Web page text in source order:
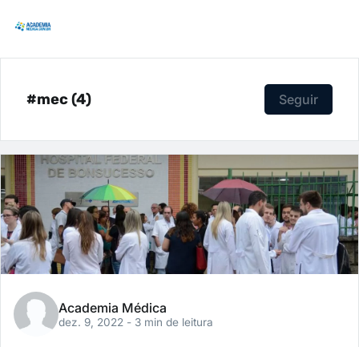
#mec (4) Seguir
Academia Médica
dez. 9, 2022 - 3 min de leitura